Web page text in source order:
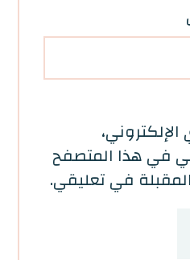
في هذا المتصفح
في تعليقي.